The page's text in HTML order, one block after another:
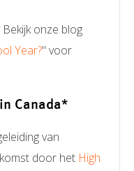
onze blog
Year?" voor
Canada*
van
door het High